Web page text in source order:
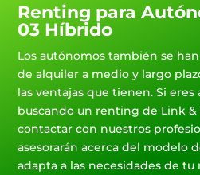
Renting para
03 Híbrido
Los autónomos también se
de alquiler a medio y largo
las ventajas que tienen. Si
buscando un renting de Link &
contactar con nuestros
asesorarán acerca del modelo
adapta a las necesidades de tu